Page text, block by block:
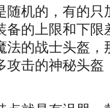
随机的，有的只
备的上限和下限
法的战士头盔，
攻击的神秘头盔